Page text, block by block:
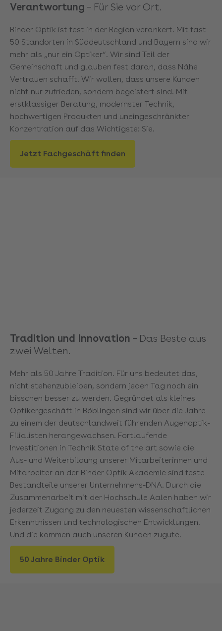
Verantwortung – Für Sie vor Ort.
Binder Optik ist fest in der Region verankert. Mit fast
50 Standorten in Süddeutschland und Bayern sind wir
mehr als „nur ein Optiker“. Wir sind Teil der
Gemeinschaft und glauben fest daran, dass Nähe
Vertrauen schafft. Wir wollen, dass unsere Kunden
nicht nur zufrieden, sondern begeistert sind. Mit
erstklassiger Beratung, modernster Technik,
hochwertigen Produkten und uneingeschränkter
Konzentration auf das Wichtigste: Sie.
Jetzt Fachgeschäft finden
Tradition und Innovation – Das Beste aus
zwei Welten.
Mehr als 50 Jahre Tradition. Für uns bedeutet das,
nicht stehenzubleiben, sondern jeden Tag noch ein
bisschen besser zu werden. Gegründet als kleines
Optikergeschäft in Böblingen sind wir über die Jahre
zu einem der deutschlandweit führenden Augenoptik-
Filialisten herangewachsen. Fortlaufende
Investitionen in Technik State of the art sowie die
Aus- und Weiterbildung unserer Mitarbeiterinnen und
Mitarbeiter an der Binder Optik Akademie sind feste
Bestandteile unserer Unternehmens-DNA. Durch die
Zusammenarbeit mit der Hochschule Aalen haben wir
jederzeit Zugang zu den neuesten wissenschaftlichen
Erkenntnissen und technologischen Entwicklungen.
Und die kommen auch unseren Kunden zugute.
50 Jahre Binder Optik